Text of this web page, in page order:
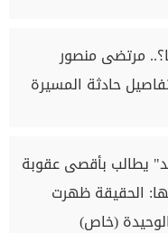
مرتضى منصور
حادثة المسيرة
يطالب بأقصى عقوبة
الحقيقة ظهرت
(خاص)